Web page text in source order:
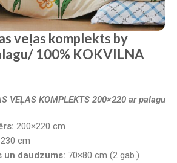
veļas komplekts by
100% KOKVILNA
VEĻAS KOMPLEKTS 200×220 ar palagu
200×220 cm
cm
un daudzums: 70×80 cm (2 gab.)